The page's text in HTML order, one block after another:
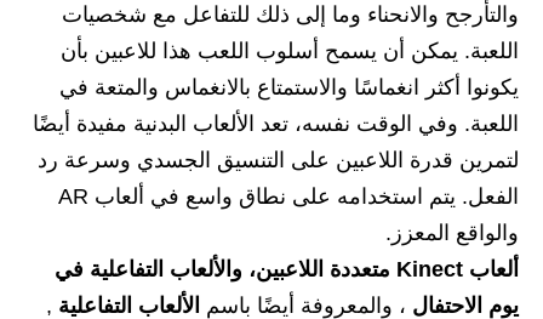
والتأرجح والانحناء وما إلى ذلك للتفاعل مع شخصيات
اللعبة. يمكن أن يسمح أسلوب اللعب هذا للاعبين بأن
يكونوا أكثر انغماسًا والاستمتاع بالانغماس والمتعة في
اللعبة. وفي الوقت نفسه، تعد الألعاب البدنية مفيدة أيضًا
لتمرين قدرة اللاعبين على التنسيق الجسدي وسرعة رد
الفعل. يتم استخدامه على نطاق واسع في ألعاب AR
والواقع المعزز.
ألعاب Kinect متعددة اللاعبين، والألعاب التفاعلية في
يوم الاحتفال ، والمعروفة أيضًا باسم الألعاب التفاعلية ,